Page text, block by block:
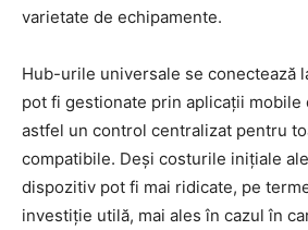
varietate de echipamente.
Hub-urile universale se conectează
pot fi gestionate prin aplicații mobile
astfel un control centralizat pentru
compatibile. Deși costurile inițiale
dispozitiv pot fi mai ridicate, pe
investiție utilă, mai ales în cazul în